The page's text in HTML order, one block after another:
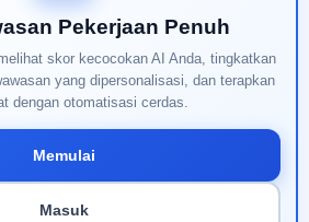
Pekerjaan Penuh
skor kecocokan AI Anda, tingkatkan
yang dipersonalisasi, dan terapkan
dengan otomatisasi cerdas.
Memulai
Masuk